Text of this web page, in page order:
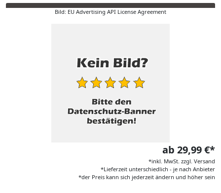
Bild: EU Advertising API License Agreement
ab 29,99 €*
*inkl. MwSt. zzgl. Versand
*Lieferzeit unterschiedlich - je nach Anbieter
*der Preis kann sich jederzeit ändern und höher sein